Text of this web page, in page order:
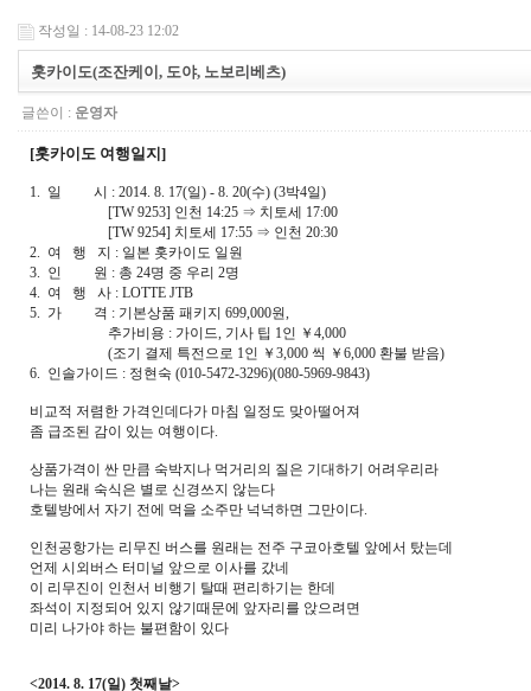
작성일 : 14-08-23 12:02
홋카이도(조잔케이, 도야, 노보리베츠)
글쓴이 : 운영자
[홋카이도 여행일지]
1. 일 시 : 2014. 8. 17(일) - 8. 20(수) (3박4일)
[TW 9253] 인천 14:25 ⇒ 치토세 17:00
[TW 9254] 치토세 17:55 ⇒ 인천 20:30
2. 여 행 지 : 일본 홋카이도 일원
3. 인 원 : 총 24명 중 우리 2명
4. 여 행 사 : LOTTE JTB
5. 가 격 : 기본상품 패키지 699,000원,
추가비용 : 가이드, 기사 팁 1인 ￥4,000
(조기 결제 특전으로 1인 ￥3,000 씩 ￥6,000 환불 받음)
6. 인솔가이드 : 정현숙 (010-5472-3296)(080-5969-9843)
비교적 저렴한 가격인데다가 마침 일정도 맞아떨어져
좀 급조된 감이 있는 여행이다.
상품가격이 싼 만큼 숙박지나 먹거리의 질은 기대하기 어려우리라
나는 원래 숙식은 별로 신경쓰지 않는다
호텔방에서 자기 전에 먹을 소주만 넉넉하면 그만이다.
인천공항가는 리무진 버스를 원래는 전주 구코아호텔 앞에서 탔는데
언제 시외버스 터미널 앞으로 이사를 갔네
이 리무진이 인천서 비행기 탈때 편리하기는 한데
좌석이 지정되어 있지 않기때문에 앞자리를 앉으려면
미리 나가야 하는 불편함이 있다
<2014. 8. 17(일) 첫째날>